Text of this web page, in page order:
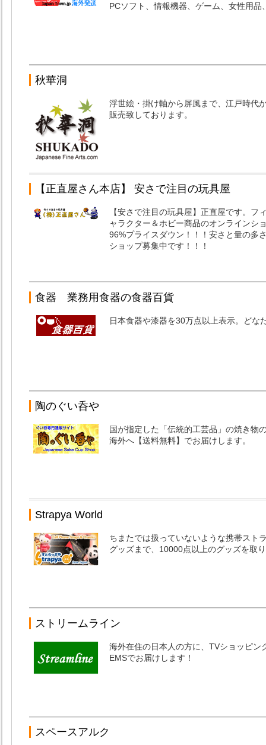
PCソフト、情報機器、ゲーム、女性用品
秋華洞
浮世絵・掛け軸から屏風まで、江戸時代
販売致しております。
【正直屋さん本店】 安さで注目の玩具屋
【安さで注目の玩具屋】正直屋です。フ
ャラクター＆ホビー商品のオンラインシ
96%プライスダウン！！！安さと量の多
ショップ募集中です！！！
食器 業務用食器の食器百貨
日本食器や漆器を30万点以上表示。どな
陶のぐい呑や
国が指定した「伝統的工芸品」の焼き物
海外へ【送料無料】でお届けします。
Strapya World
ちまたでは扱っていないような携帯スト
グッズまで、10000点以上のグッズを取
ストリームライン
海外在住の日本人の方に、TVショッピン
EMSでお届けします！
スペースアルク